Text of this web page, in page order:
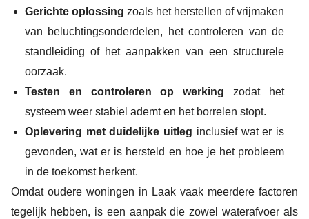
Gerichte oplossing zoals het herstellen of vrijmaken
van beluchtingsonderdelen, het controleren van de
standleiding of het aanpakken van een structurele
oorzaak.
Testen en controleren op werking zodat het
systeem weer stabiel ademt en het borrelen stopt.
Oplevering met duidelijke uitleg inclusief wat er is
gevonden, wat er is hersteld en hoe je het probleem
in de toekomst herkent.
Omdat oudere woningen in Laak vaak meerdere factoren
tegelijk hebben, is een aanpak die zowel waterafvoer als